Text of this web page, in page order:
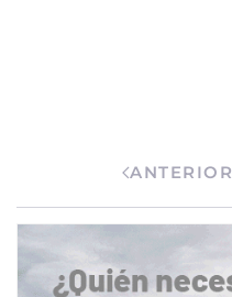
ANTERIOR